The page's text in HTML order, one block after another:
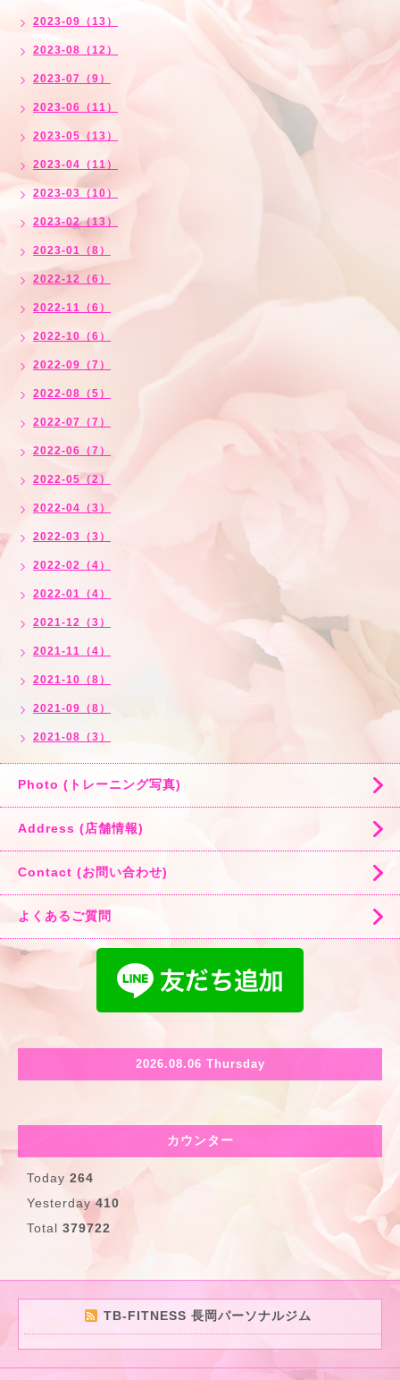
2023-09（13）
2023-08（12）
2023-07（9）
2023-06（11）
2023-05（13）
2023-04（11）
2023-03（10）
2023-02（13）
2023-01（8）
2022-12（6）
2022-11（6）
2022-10（6）
2022-09（7）
2022-08（5）
2022-07（7）
2022-06（7）
2022-05（2）
2022-04（3）
2022-03（3）
2022-02（4）
2022-01（4）
2021-12（3）
2021-11（4）
2021-10（8）
2021-09（8）
2021-08（3）
Photo (トレーニング写真)
Address (店舗情報)
Contact (お問い合わせ)
よくあるご質問
2026.08.06 Thursday
カウンター
Today 264
Yesterday410
Total 379722
TB-FITNESS 長岡パーソナルジム